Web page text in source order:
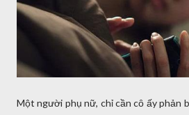
Một người phụ nữ, chỉ cần cȏ ấy phản